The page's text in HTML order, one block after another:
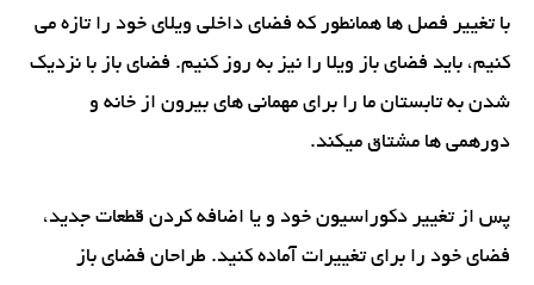
با تغییر فصل ها همانطور که فضای داخلی ویلای خود را تازه می
کنیم، باید فضای باز ویلا را نیز به روز کنیم. فضای باز با نزدیک
شدن به تابستان ما را برای مهمانی های بیرون از خانه و
دورهمی ها مشتاق میکند.
پس از تغییر دکوراسیون خود و یا اضافه کردن قطعات جدید،
فضای خود را برای تغییرات آماده کنید. طراحان فضای باز